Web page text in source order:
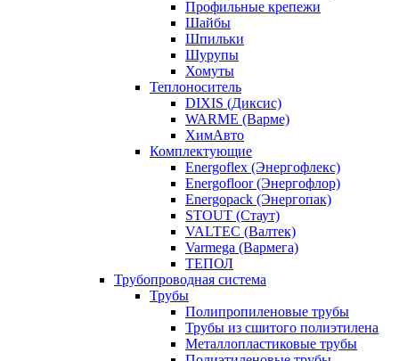
Профильные крепежи
Шайбы
Шпильки
Шурупы
Хомуты
Теплоноситель
DIXIS (Диксис)
WARME (Варме)
ХимАвто
Комплектующие
Energoflex (Энергофлекс)
Energofloor (Энергофлор)
Energopack (Энергопак)
STOUT (Стаут)
VALTEC (Валтек)
Varmega (Вармега)
ТЕПОЛ
Трубопроводная система
Трубы
Полипропиленовые трубы
Трубы из сшитого полиэтилена
Металлопластиковые трубы